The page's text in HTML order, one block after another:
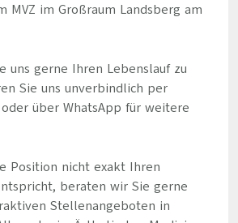
MVZ im Großraum Landsberg am
uns gerne Ihren Lebenslauf zu
Sie uns unverbindlich per
über WhatsApp für weitere
Position nicht exakt Ihren
beraten wir Sie gerne
Stellenangeboten in